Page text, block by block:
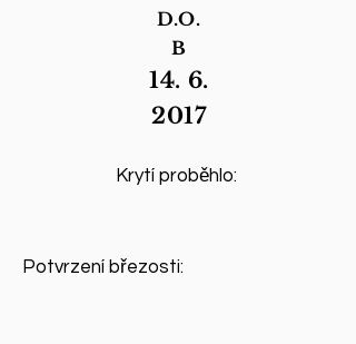
D.O.
B
14. 6.
2017
Krytí proběhlo:
Potvrzení březosti: